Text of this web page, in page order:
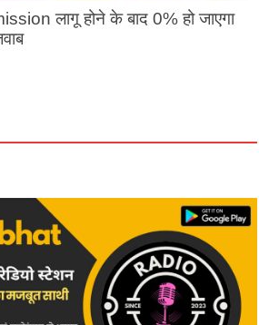
लागू होने के बाद 0% हो जाएगा